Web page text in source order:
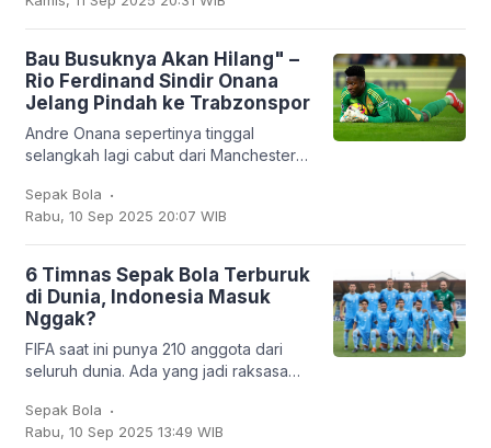
dengan empat
Bau Busuknya Akan Hilang" –
Rio Ferdinand Sindir Onana
Jelang Pindah ke Trabzonspor
Andre Onana sepertinya tinggal
selangkah lagi cabut dari Manchester
dipinjamkan ke klub Turki,
Trabzonspor. Dan
Sepak Bola .
Rabu, 10 Sep 2025 20:07 WIB
6 Timnas Sepak Bola Terburuk
di Dunia, Indonesia Masuk
Nggak?
FIFA saat ini punya 210 anggota dari
seluruh dunia. Ada yang jadi raksasa
Argentina, hingga Prancis, tapi ada juga
tim
Sepak Bola .
Rabu, 10 Sep 2025 13:49 WIB